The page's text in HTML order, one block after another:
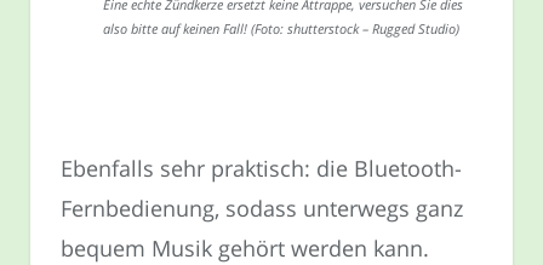
Eine echte Zündkerze ersetzt keine Attrappe, versuchen Sie dies
also bitte auf keinen Fall! (Foto: shutterstock – Rugged Studio)
Ebenfalls sehr praktisch: die Bluetooth-
Fernbedienung, sodass unterwegs ganz
bequem Musik gehört werden kann.